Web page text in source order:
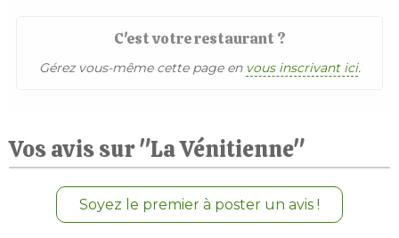
C'est votre restaurant ?
Gérez vous-même cette page en vous inscrivant ici.
Vos avis sur "La Vénitienne"
Soyez le premier à poster un avis !